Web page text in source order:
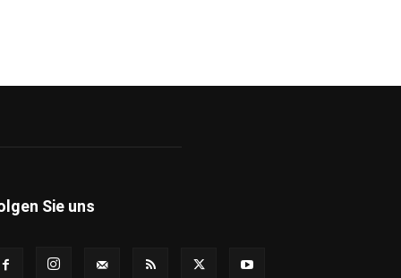
Sie uns